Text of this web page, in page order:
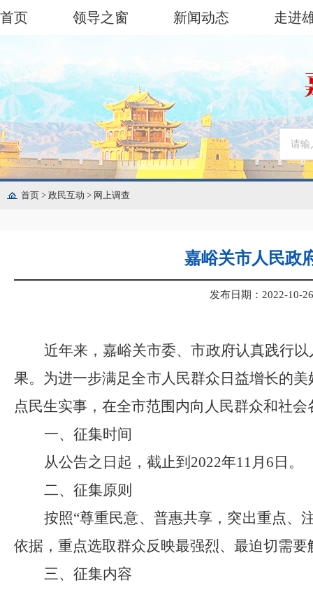
首页 领导之窗 新闻动态 走进
首页 > 政民互动 > 网上调查
嘉峪关市人民政
发布日期：2022-10-
近年来，嘉峪关市委、市政府认真践行
果。 为进一步满足全市人民群众 日益增长的
点民生实事 ， 在全市范围内向人民群众和社会
一、征集时间
从公告之日起，截止到 2022年11月 6 日。
二、征集原则
按照“尊重民意、普惠共享，突出重点、
依据，重点选取群众反映最强烈、最迫切需要
三、征集内容